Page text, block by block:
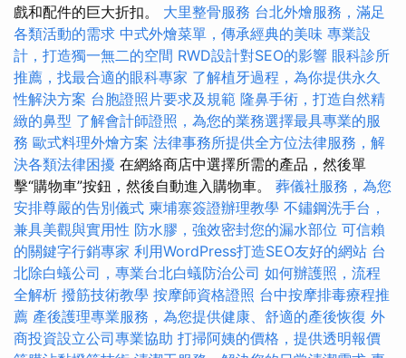
戲和配件的巨大折扣。 大里整骨服務 台北外燴服務，滿足
各類活動的需求 中式外燴菜單，傳承經典的美味 專業設
計，打造獨一無二的空間 RWD設計對SEO的影響 眼科診所
推薦，找最合適的眼科專家 了解植牙過程，為你提供永久
性解決方案 台胞證照片要求及規範 隆鼻手術，打造自然精
緻的鼻型 了解會計師證照，為您的業務選擇最具專業的服
務 歐式料理外燴方案 法律事務所提供全方位法律服務，解
決各類法律困擾 在網絡商店中選擇所需的產品，然後單
擊“購物車”按鈕，然後自動進入購物車。 葬儀社服務，為您
安排尊嚴的告別儀式 柬埔寨簽證辦理教學 不鏽鋼洗手台，
兼具美觀與實用性 防水膠，強效密封您的漏水部位 可信賴
的關鍵字行銷專家 利用WordPress打造SEO友好的網站 台
北除白蟻公司，專業台北白蟻防治公司 如何辦護照，流程
全解析 撥筋技術教學 按摩師資格證照 台中按摩排毒療程推
薦 產後護理專業服務，為您提供健康、舒適的產後恢復 外
商投資設立公司專業協助 打掃阿姨的價格，提供透明報價